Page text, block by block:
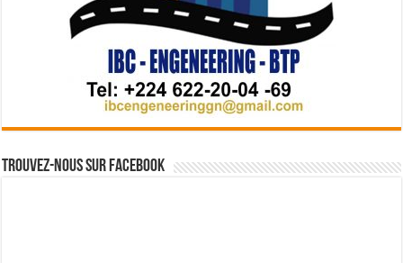
Trouvez-nous sur Facebook